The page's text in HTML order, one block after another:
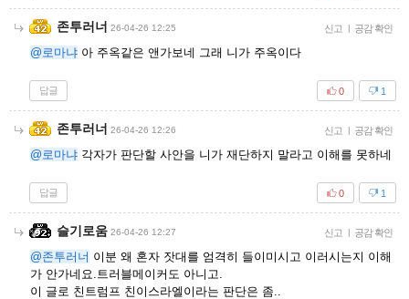
존투러너 26-04-26 12:25 신고 | 공감 확인
@로마냐 아 주옥같은 앤가보네 그래 니가 주옥이다
답글 1
0
존투러너 26-04-26 12:26 신고 | 공감 확인
@로마냐 각자가 판단할 사안을 니가 재단하지 말라고 이해를 못하네
답글 1
0
슬기로움 26-04-26 12:27 신고 | 공감 확인
@존투러너 이분 왜 혼자 잣대를 엄격히 들이미시고 이러시는지 이해
가 안가네요.트러블메이커도 아니고.
이 글로 친트럼프 친이스라엘이라는 판단은 좀..